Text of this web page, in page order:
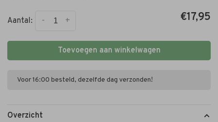
Aantal: +
- €17,95
Toevoegen aan winkelwagen
Voor 16:00 besteld, dezelfde dag verzonden!
Overzicht